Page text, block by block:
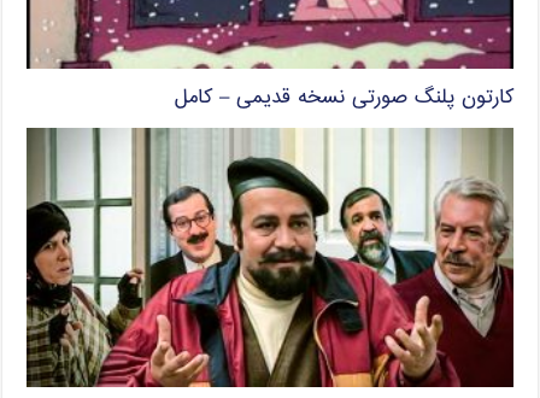
کارتون پلنگ صورتی نسخه قدیمی – کامل